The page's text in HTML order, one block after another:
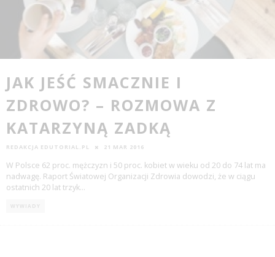
JAK JEŚĆ SMACZNIE I
ZDROWO? – ROZMOWA Z
KATARZYNĄ ZADKĄ
REDAKCJA EDUTORIAL.PL 21 MAR 2016
W Polsce 62 proc. mężczyzn i 50 proc. kobiet w wieku od 20 do 74 lat ma
nadwagę. Raport Światowej Organizacji Zdrowia dowodzi, że w ciągu
ostatnich 20 lat trzyk...
WYWIADY